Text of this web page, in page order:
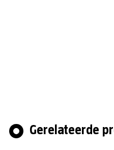
Gerelateerde